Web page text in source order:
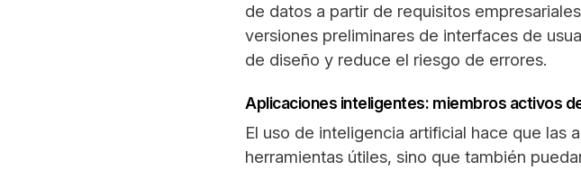
de datos a partir de requisitos
versiones preliminares de interfaces de
de diseño y reduce el riesgo de errores.
Aplicaciones inteligentes: miembros activos
El uso de inteligencia artificial hace que
herramientas útiles, sino que también